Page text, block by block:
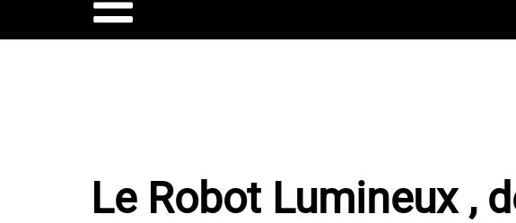
Le Robot Lumineux ,